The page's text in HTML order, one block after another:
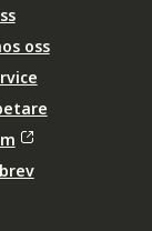
oss